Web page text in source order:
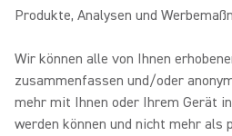
Produkte, Analysen und
Wir können alle von Ihnen
zusammenfassen und/oder
mehr mit Ihnen oder Ihrem Gerät
werden können und nicht mehr als